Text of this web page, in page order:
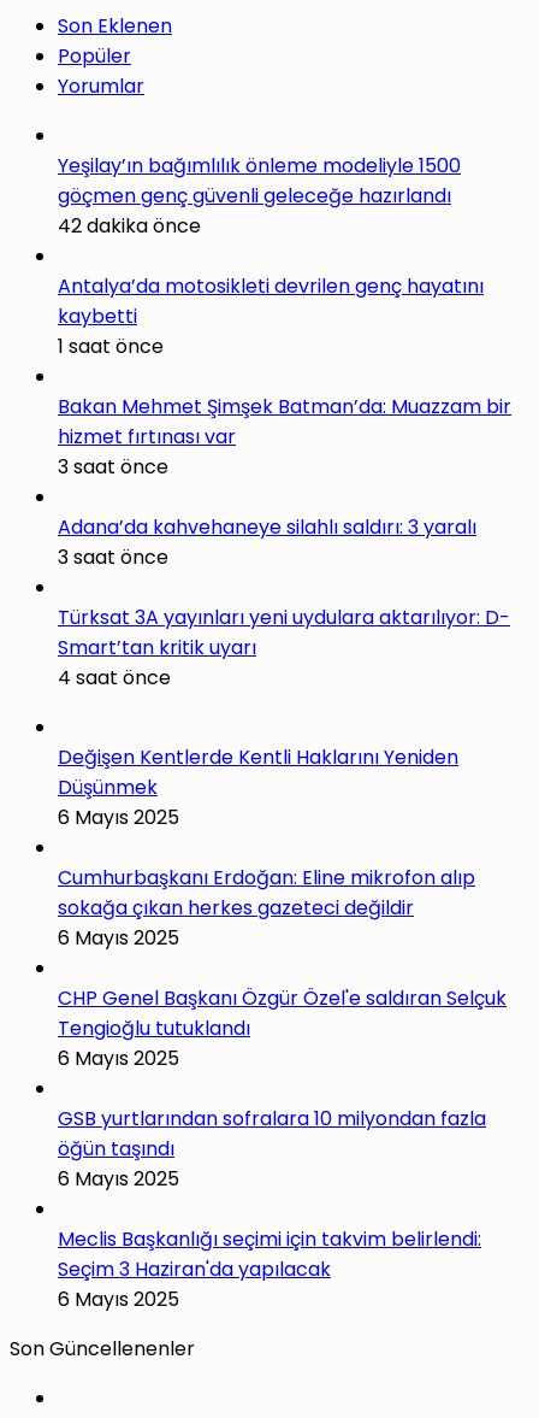
Son Eklenen
Popüler
Yorumlar
Yeşilay’ın bağımlılık önleme modeliyle 1500
göçmen genç güvenli geleceğe hazırlandı
42 dakika önce
Antalya’da motosikleti devrilen genç hayatını
kaybetti
1 saat önce
Bakan Mehmet Şimşek Batman’da: Muazzam bir
hizmet fırtınası var
3 saat önce
Adana’da kahvehaneye silahlı saldırı: 3 yaralı
3 saat önce
Türksat 3A yayınları yeni uydulara aktarılıyor: D-
Smart’tan kritik uyarı
4 saat önce
Değişen Kentlerde Kentli Haklarını Yeniden
Düşünmek
6 Mayıs 2025
Cumhurbaşkanı Erdoğan: Eline mikrofon alıp
sokağa çıkan herkes gazeteci değildir
6 Mayıs 2025
CHP Genel Başkanı Özgür Özel'e saldıran Selçuk
Tengioğlu tutuklandı
6 Mayıs 2025
GSB yurtlarından sofralara 10 milyondan fazla
öğün taşındı
6 Mayıs 2025
Meclis Başkanlığı seçimi için takvim belirlendi:
Seçim 3 Haziran'da yapılacak
6 Mayıs 2025
Son Güncellenenler